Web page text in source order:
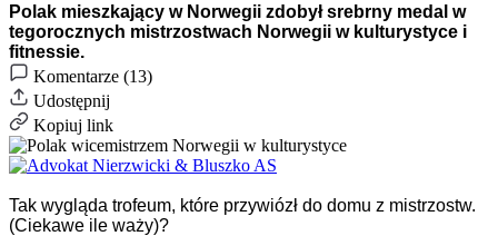
Polak mieszkający w Norwegii zdobył srebrny medal w
tegorocznych mistrzostwach Norwegii w kulturystyce i
fitnessie.
Komentarze (13)
Udostępnij
Kopiuj link
Tak wygląda trofeum, które przywiózł do domu z mistrzostw.
(Ciekawe ile waży)?